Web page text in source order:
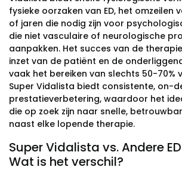
fysieke oorzaken van ED, het omzeilen
of jaren die nodig zijn voor
die niet vasculaire of neurologische
aanpakken. Het succes van de
inzet van de patiënt en de
vaak het bereiken van slechts 50-70%
Super Vidalista biedt consistente, on-
prestatieverbetering, waardoor het
die op zoek zijn naar snelle,
naast elke lopende therapie.
Super Vidalista vs. Andere
Wat is het verschil?